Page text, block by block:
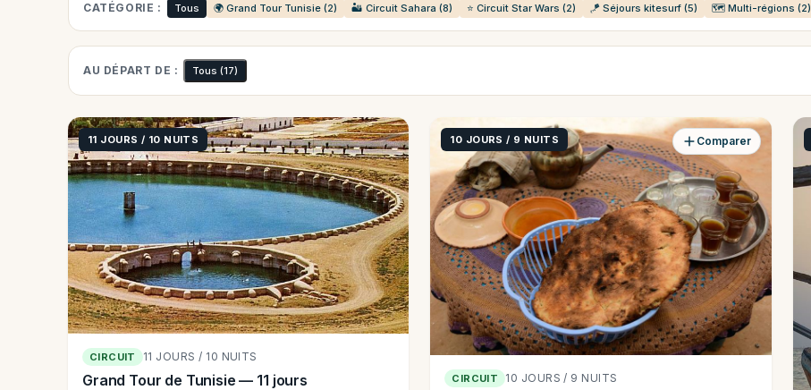
CATÉGORIE : Tous 🌍 Grand Tour Tunisie (2) 🏜️ Circuit Sahara (8) ⭐ Circuit Star Wars (2) 🪁 Séjours kitesurf (5) 🗺️ Multi-régions (2)
AU DÉPART DE : Tous(17)
11 JOURS / 10 NUITS
CIRCUIT 11 JOURS / 10 NUITS
Grand Tour de Tunisie — 11 jours
10 JOURS / 9 NUITS
CIRCUIT 10 JOURS / 9 NUITS
Comparer